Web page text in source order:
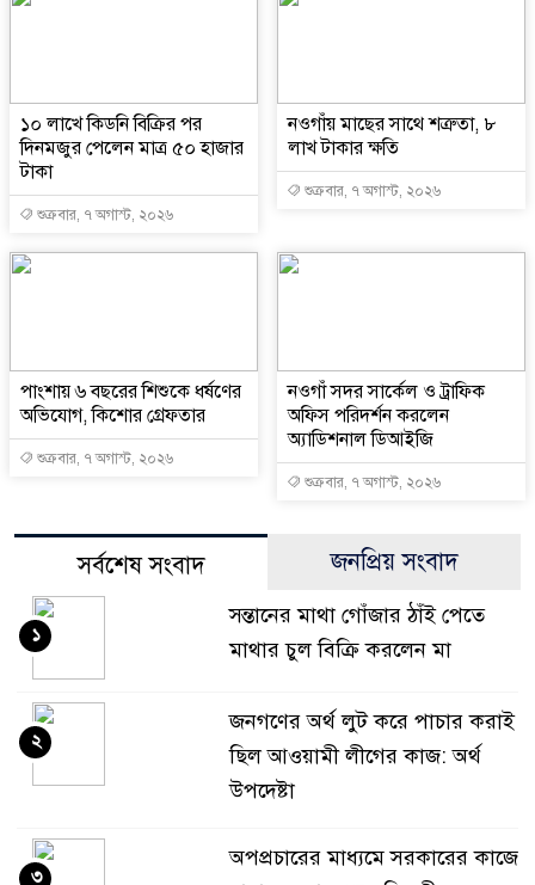
১০ লাখে কিডনি বিক্রির পর
দিনমজুর পেলেন মাত্র ৫০ হাজার
টাকা
শুক্রবার, ৭ অগাস্ট, ২০২৬
নওগাঁয় মাছের সাথে শত্রুতা, ৮
লাখ টাকার ক্ষতি
শুক্রবার, ৭ অগাস্ট, ২০২৬
পাংশায় ৬ বছরের শিশুকে ধর্ষণের
অভিযোগ, কিশোর গ্রেফতার
শুক্রবার, ৭ অগাস্ট, ২০২৬
নওগাঁ সদর সার্কেল ও ট্রাফিক
অফিস পরিদর্শন করলেন
অ্যাডিশনাল ডিআইজি
শুক্রবার, ৭ অগাস্ট, ২০২৬
সর্বশেষ সংবাদ জনপ্রিয় সংবাদ
সন্তানের মাথা গোঁজার ঠাঁই পেতে
মাথার চুল বিক্রি করলেন মা
১
জনগণের অর্থ লুট করে পাচার করাই
ছিল আওয়ামী লীগের কাজ: অর্থ
উপদেষ্টা
২
অপপ্রচারের মাধ্যমে সরকারের কাজে
৩